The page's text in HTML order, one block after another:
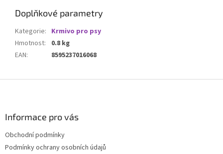
Doplňkové parametry
Kategorie: Krmivo pro psy
Hmotnost:
0.8 kg
EAN: 8595237016068
Informace pro vás
Obchodní podmínky
Podmínky ochrany osobních údajů